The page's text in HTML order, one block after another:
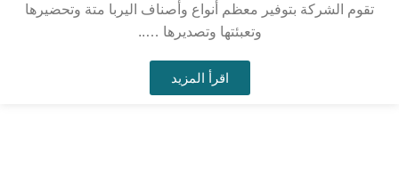
تقوم الشركة بتوفير معظم أنواع وأصناف اليربا متة وتحضيرها
وتعبئتها وتصديرها …..
اقرأ المزيد